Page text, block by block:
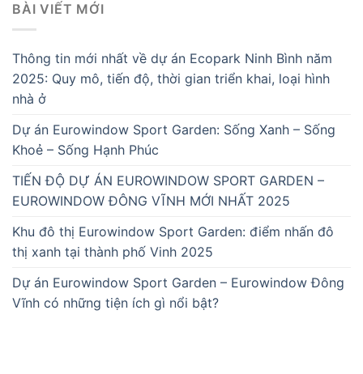
BÀI VIẾT MỚI
Thông tin mới nhất về dự án Ecopark Ninh Bình năm
2025: Quy mô, tiến độ, thời gian triển khai, loại hình
nhà ở
Dự án Eurowindow Sport Garden: Sống Xanh – Sống
Khoẻ – Sống Hạnh Phúc
TIẾN ĐỘ DỰ ÁN EUROWINDOW SPORT GARDEN –
EUROWINDOW ĐÔNG VĨNH MỚI NHẤT 2025
Khu đô thị Eurowindow Sport Garden: điểm nhấn đô
thị xanh tại thành phố Vinh 2025
Dự án Eurowindow Sport Garden – Eurowindow Đông
Vĩnh có những tiện ích gì nổi bật?